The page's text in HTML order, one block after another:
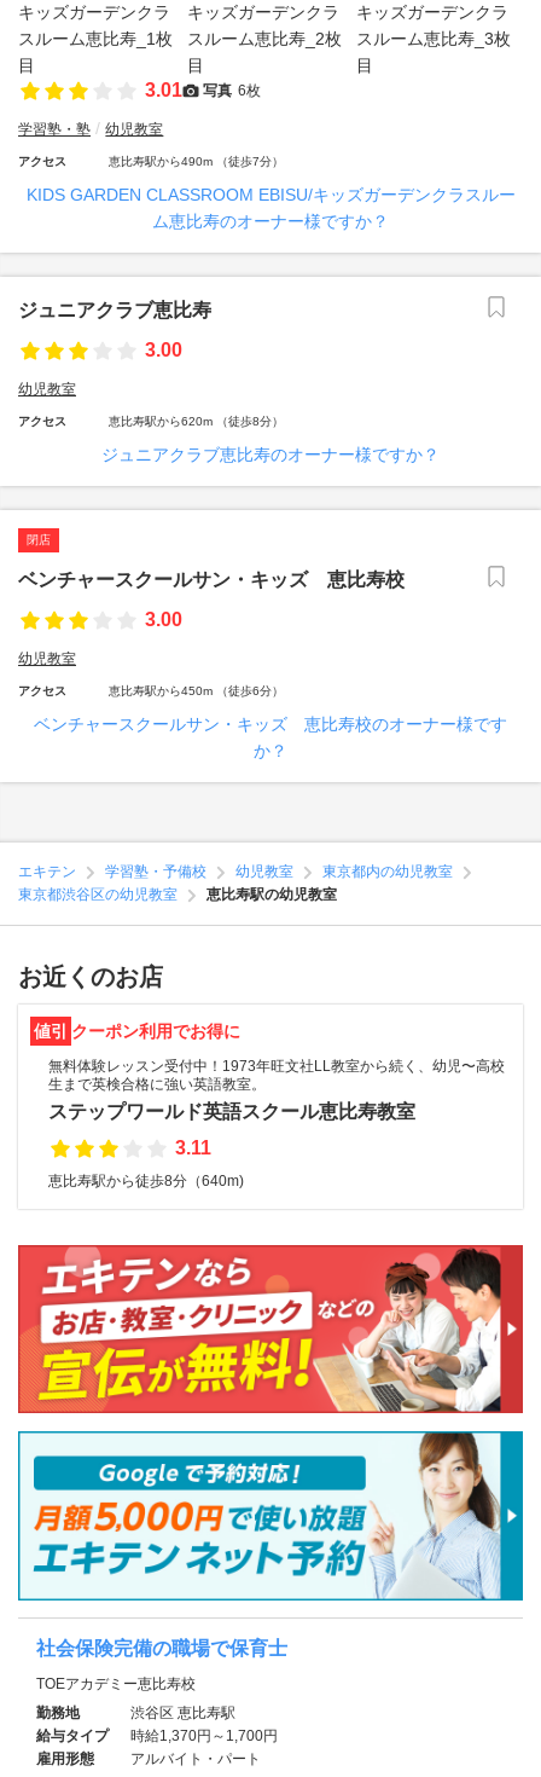
3.01 写真 6枚
学習塾・塾 幼児教室
アクセス 恵比寿駅から490m （徒歩7分）
KIDS GARDEN CLASSROOM EBISU/キッズガーデンクラスルー
ム恵比寿のオーナー様ですか？
ジュニアクラブ恵比寿
3.00
幼児教室
アクセス 恵比寿駅から620m （徒歩8分）
ジュニアクラブ恵比寿のオーナー様ですか？
閉店
ベンチャースクールサン・キッズ 恵比寿校
3.00
幼児教室
アクセス 恵比寿駅から450m （徒歩6分）
ベンチャースクールサン・キッズ 恵比寿校のオーナー様です
か？
エキテン 学習塾・予備校 幼児教室
東京都内の幼児教室
東京都渋谷区の幼児教室
恵比寿駅の幼児教室
お近くのお店
値引 クーポン利用でお得に
無料体験レッスン受付中！1973年旺文社LL教室から続く、幼児〜高校
生まで英検合格に強い英語教室。
ステップワールド英語スクール恵比寿教室
3.11
恵比寿駅から徒歩8分（640m)
社会保険完備の職場で保育士
TOEアカデミー恵比寿校
勤務地
渋谷区 恵比寿駅
給与タイプ
時給1,370円～1,700円
雇用形態
アルバイト・パート